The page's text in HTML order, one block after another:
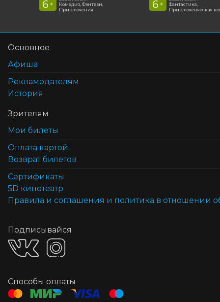
6 +
Комедия, Фэнтези,
Приключения
6 +
Фантастика,
Приключенческая
Основное
Афиша
Рекламодателям
История
Зрителям
Мои билеты
Оплата картой
Возврат билетов
Cертификаты
5D кинотеатр
Правила и соглашения и политика в отношении
Подписывайся
Способы оплаты